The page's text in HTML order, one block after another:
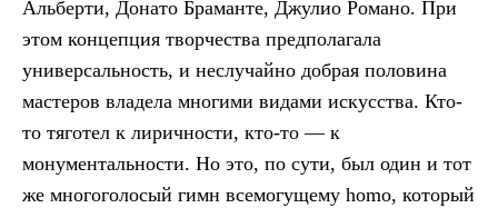
Альберти, Донато Браманте, Джулио Романо. При
этом концепция творчества предполагала
универсальность, и неслучайно добрая половина
мастеров владела многими видами искусства. Кто-
то тяготел к лиричности, кто-то — к
монументальности. Но это, по сути, был один и тот
же многоголосый гимн всемогущему homo, который